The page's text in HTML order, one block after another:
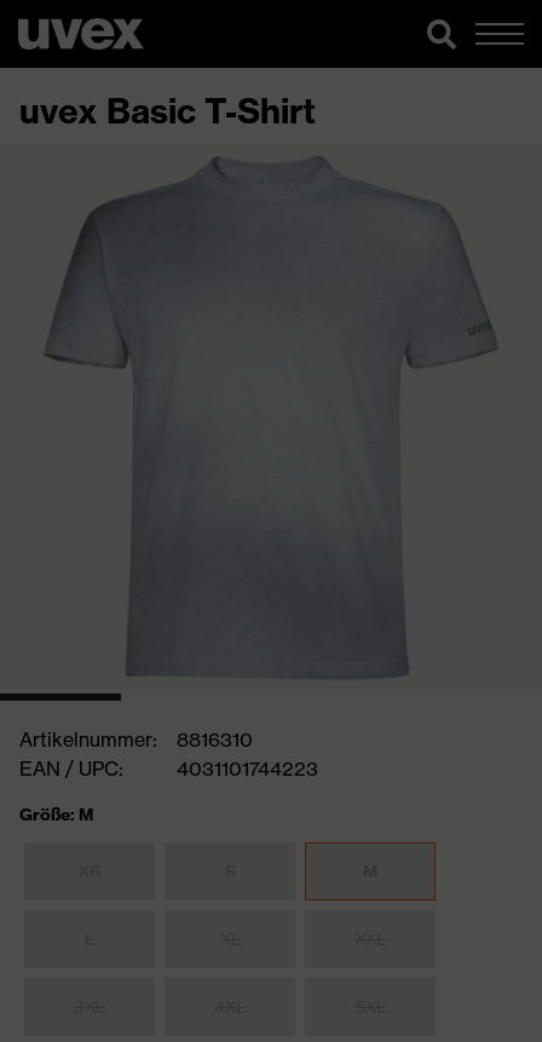
uvex Basic T-Shirt
Artikelnummer:
8816310
EAN / UPC:
4031101744223
Größe: M